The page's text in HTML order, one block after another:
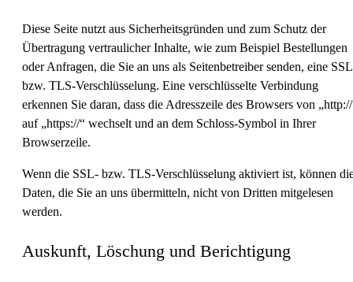
Diese Seite nutzt aus Sicherheitsgründen und zum Schutz der
Übertragung vertraulicher Inhalte, wie zum Beispiel Bestellungen
oder Anfragen, die Sie an uns als Seitenbetreiber senden, eine
bzw. TLS-Verschlüsselung. Eine verschlüsselte Verbindung
erkennen Sie daran, dass die Adresszeile des Browsers von
auf „https://“ wechselt und an dem Schloss-Symbol in Ihrer
Browserzeile.
Wenn die SSL- bzw. TLS-Verschlüsselung aktiviert ist, können
Daten, die Sie an uns übermitteln, nicht von Dritten mitgelesen
werden.
Auskunft, Löschung und Berichtigung